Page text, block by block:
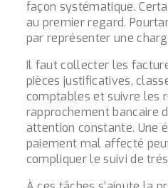
façon systématique.
au premier regard.
par représenter une
Il faut collecter les
pièces justificatives,
comptables et suivre les
rapprochement bancaire
attention constante. Une
paiement mal affecté
compliquer le suivi de